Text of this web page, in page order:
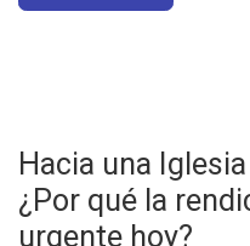
Hacia una
¿Por qué la
urgente hoy?